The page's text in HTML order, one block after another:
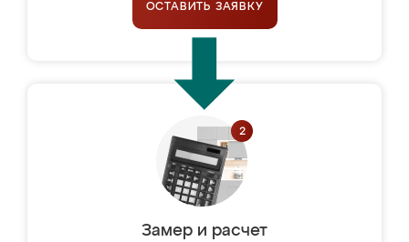
ОСТАВИТЬ ЗАЯВКУ
Замер и расчет